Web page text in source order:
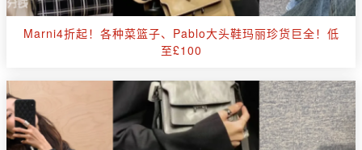
Marni4折起！各种菜篮子、Pablo大头鞋玛丽珍货巨全！低
至£100